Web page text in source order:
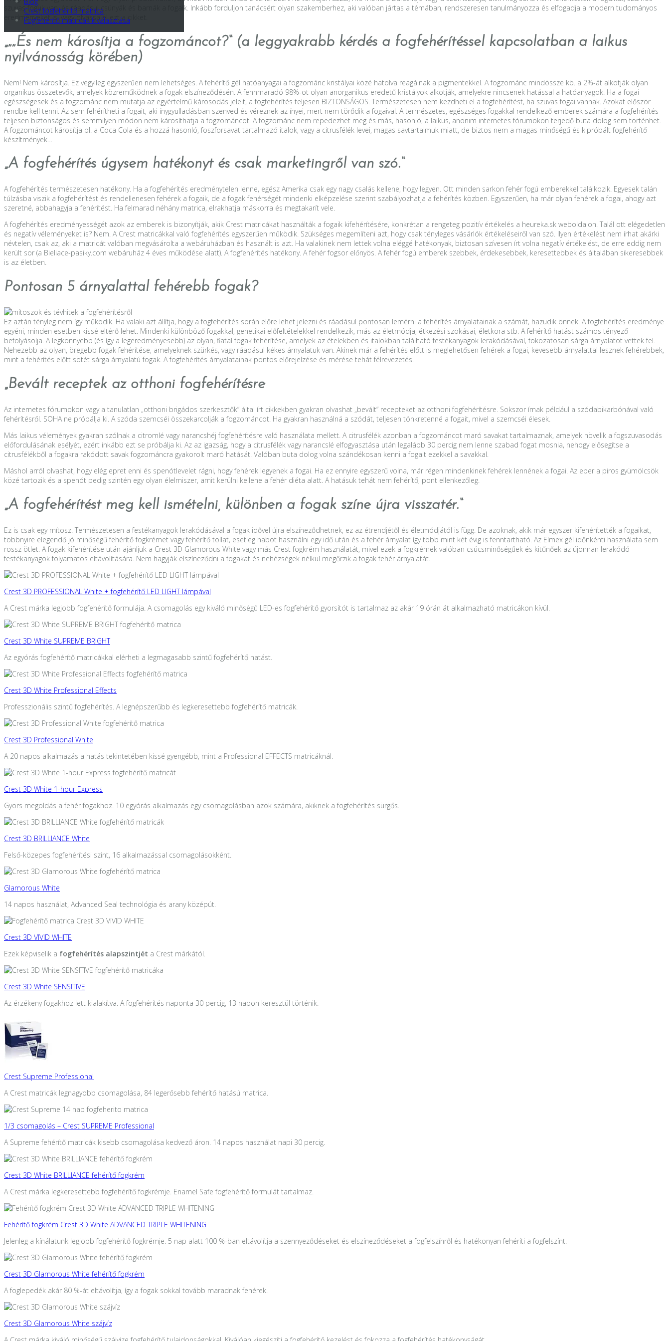
Crest fogfehérítő matrica
Fogfehérítő matricák kiválasztása
szuvas foguk van, és ráadásul csúnyák és barnák a fogaik. Inkább forduljon tanácsért olyan szakemberhez, aki valóban jártas a témában, rendszeresen tanulmányozza és elfogadja a modern tudományos
eredményeket is, vagy olvassa el ezt a cikket.
„„„És nem károsítja a fogzománcot?“ (a leggyakrabb kérdés a fogfehérítéssel kapcsolatban a laikus
nyilvánosság körében)
Nem! Nem károsítja. Ez vegyileg egyszerűen nem lehetséges. A fehérítő gél hatóanyagai a fogzománc kristályai közé hatolva reagálnak a pigmentekkel. A fogzománc mindössze kb. a 2%-át alkotják olyan
organikus összetevők, amelyek közreműködnek a fogak elszíneződésén. A fennmaradó 98%-ot olyan anorganikus eredetű kristályok alkotják, amelyekre nincsenek hatással a hatóanyagok. Ha a fogai
egészségesek és a fogzománc nem mutatja az egyértelmű károsodás jeleit, a fogfehérítés teljesen BIZTONSÁGOS. Természetesen nem kezdheti el a fogfehérítést, ha szuvas fogai vannak. Azokat először
rendbe kell tenni. Az sem fehérítheti a fogait, aki ínygyulladásban szenved és véreznek az ínyei, mert nem törődik a fogaival. A természetes, egészséges fogakkal rendelkező emberek számára a fogfehérítés
teljesen biztonságos és semmilyen módon nem károsíthatja a fogzománcot. A fogzománc nem repedezhet meg és más, hasonló, a laikus, anonim internetes fórumokon terjedő buta dolog sem történhet.
A fogzománcot károsítja pl. a Coca Cola és a hozzá hasonló, foszforsavat tartalmazó italok, vagy a citrusfélék levei, magas savtartalmuk miatt, de biztos nem a magas minőségű és kipróbált fogfehérítő
készítmények…
„A fogfehérítés úgysem hatékonyt és csak marketingről van szó.“
A fogfehérítés természetesen hatékony. Ha a fogfehérítés eredménytelen lenne, egész Amerika csak egy nagy csalás kellene, hogy legyen. Ott minden sarkon fehér fogú emberekkel találkozik. Egyesek talán
túlzásba viszik a fogfehérítést és rendellenesen fehérek a fogaik, de a fogak fehérségét mindenki elképzelése szerint szabályozhatja a fehérítés közben. Egyszerűen, ha már olyan fehérek a fogai, ahogy azt
szeretné, abbahagyja a fehérítést. Ha felmarad néhány matrica, elrakhatja máskorra és megtakarít vele.
A fogfehérítés eredményességét azok az emberek is bizonyítják, akik Crest matricákat használták a fogaik kifehérítésére, konkrétan a rengeteg pozitív értékelés a heureka.sk weboldalon. Talál ott elégedetlen
és negatív véleményeket is? Nem. A Crest matricákkal való fogfehérítés egyszerűen működik. Szükséges megemlíteni azt, hogy csak tényleges vásárlók értékeléseiről van szó. Ilyen értékelést nem írhat akárki
névtelen, csak az, aki a matricát valóban megvásárolta a webáruházban és használt is azt. Ha valakinek nem lettek volna eléggé hatékonyak, biztosan szívesen írt volna negatív értékelést, de erre eddig nem
került sor (a Bieliace-pasiky.com webáruház 4 éves működése alatt). A fogfehérítés hatékony. A fehér fogsor előnyös. A fehér fogú emberek szebbek, érdekesebbek, keresettebbek és általában sikeresebbek
is az életben.
Pontosan 5 árnyalattal fehérebb fogak?
Ez aztán tényleg nem így működik. Ha valaki azt állítja, hogy a fogfehérítés során előre lehet jelezni és ráadásul pontosan lemérni a fehérítés árnyalatainak a számát, hazudik önnek. A fogfehérítés eredménye
egyéni, minden esetben kissé eltérő lehet. Mindenki különböző fogakkal, genetikai előfeltételekkel rendelkezik, más az életmódja, étkezési szokásai, életkora stb. A fehérítő hatást számos tényező
befolyásolja. A legkönnyebb (és így a legeredményesebb) az olyan, fiatal fogak fehérítése, amelyek az ételekben és italokban található festékanyagok lerakódásával, fokozatosan sárga árnyalatot vettek fel.
Nehezebb az olyan, öregebb fogak fehérítése, amelyeknek szürkés, vagy ráadásul kékes árnyalatuk van. Akinek már a fehérítés előtt is meglehetősen fehérek a fogai, kevesebb árnyalattal lesznek fehérebbek,
mint a fehérítés előtt sötét sárga árnyalatú fogak. A fogfehérítés árnyalatainak pontos előrejelzése és mérése tehát félrevezetés.
„Bevált receptek az otthoni fogfehérítésre
Az internetes fórumokon vagy a tanulatlan „otthoni brigádos szerkesztők” által írt cikkekben gyakran olvashat „bevált” recepteket az otthoni fogfehérítésre. Sokszor írnak például a szódabikarbónával való
fehérítésről. SOHA ne próbálja ki. A szóda szemcséi összekarcolják a fogzománcot. Ha gyakran használná a szódát, teljesen tönkretenné a fogait, mivel a szemcséi élesek.
Más laikus vélemények gyakran szólnak a citromlé vagy narancshéj fogfehérítésre való használata mellett. A citrusfélék azonban a fogzománcot maró savakat tartalmaznak, amelyek növelik a fogszuvasodás
előfordulásának esélyét, ezért inkább ezt se próbálja ki. Az az igazság, hogy a citrusfélék vagy narancslé elfogyasztása után legalább 30 percig nem lenne szabad fogat mosnia, nehogy elősegítse a
citrusfélékből a fogakra rakódott savak fogzománcra gyakorolt maró hatását. Valóban buta dolog volna szándékosan kenni a fogait ezekkel a savakkal.
Máshol arról olvashat, hogy elég epret enni és spenótlevelet rágni, hogy fehérek legyenek a fogai. Ha ez ennyire egyszerű volna, már régen mindenkinek fehérek lennének a fogai. Az eper a piros gyümölcsök
közé tartozik és a spenót pedig szintén egy olyan élelmiszer, amit kerülni kellene a fehér diéta alatt. A hatásuk tehát nem fehérítő, pont ellenkezőleg.
„A fogfehérítést meg kell ismételni, különben a fogak színe újra visszatér.“
Ez is csak egy mítosz. Természetesen a festékanyagok lerakódásával a fogak idővel újra elszíneződhetnek, ez az étrendjétől és életmódjától is függ. De azoknak, akik már egyszer kifehérítették a fogaikat,
többnyire elegendő jó minőségű fehérítő fogkrémet vagy fehérítő tollat, esetleg habot használni egy idő után és a fehér árnyalat így több mint két évig is fenntartható. Az Elmex gél időnkénti használata sem
rossz ötlet. A fogak kifehérítése után ajánljuk a Crest 3D Glamorous White vagy más Crest fogkrém használatát, mivel ezek a fogkrémek valóban csúcsminőségűek és kitűnőek az újonnan lerakódó
festékanyagok folyamatos eltávolítására. Nem hagyják elszíneződni a fogakat és nehézségek nélkül megőrzik a fogak fehér árnyalatát.
Crest 3D PROFESSIONAL White + fogfehérítő LED LIGHT lámpával
A Crest márka legjobb fogfehérítő formulája. A csomagolás egy kiváló minőségű LED-es fogfehérítő gyorsítót is tartalmaz az akár 19 órán át alkalmazható matricákon kívül.
Crest 3D White SUPREME BRIGHT
Az egyórás fogfehérítő matricákkal elérheti a legmagasabb szintű fogfehérítő hatást.
Crest 3D White Professional Effects
Professzionális szintű fogfehérítés. A legnépszerűbb és legkeresettebb fogfehérítő matricák.
Crest 3D Professional White
A 20 napos alkalmazás a hatás tekintetében kissé gyengébb, mint a Professional EFFECTS matricáknál.
Crest 3D White 1-hour Express
Gyors megoldás a fehér fogakhoz. 10 egyórás alkalmazás egy csomagolásban azok számára, akiknek a fogfehérítés sürgős.
Crest 3D BRILLIANCE White
Felső-közepes fogfehérítési szint, 16 alkalmazással csomagolásokként.
Glamorous White
14 napos használat, Advanced Seal technológia és arany középút.
Crest 3D VIVID WHITE
Ezek képviselik a fogfehérítés alapszintjét a Crest márkától.
Crest 3D White SENSITIVE
Az érzékeny fogakhoz lett kialakítva. A fogfehérítés naponta 30 percig, 13 napon keresztül történik.
Crest Supreme Professional
A Crest matricák legnagyobb csomagolása, 84 legerősebb fehérítő hatású matrica.
1/3 csomagolás – Crest SUPREME Professional
A Supreme fehérítő matricák kisebb csomagolása kedvező áron. 14 napos használat napi 30 percig.
Crest 3D White BRILLIANCE fehérítő fogkrém
A Crest márka legkeresettebb fogfehérítő fogkrémje. Enamel Safe fogfehérítő formulát tartalmaz.
Fehérítő fogkrém Crest 3D White ADVANCED TRIPLE WHITENING
Jelenleg a kínálatunk legjobb fogfehérítő fogkrémje. 5 nap alatt 100 %-ban eltávolítja a szennyeződéseket és elszíneződéseket a fogfelszínről és hatékonyan fehéríti a fogfelszínt.
Crest 3D Glamorous White fehérítő fogkrém
A foglepedék akár 80 %-át eltávolítja, így a fogak sokkal tovább maradnak fehérek.
Crest 3D Glamorous White szájvíz